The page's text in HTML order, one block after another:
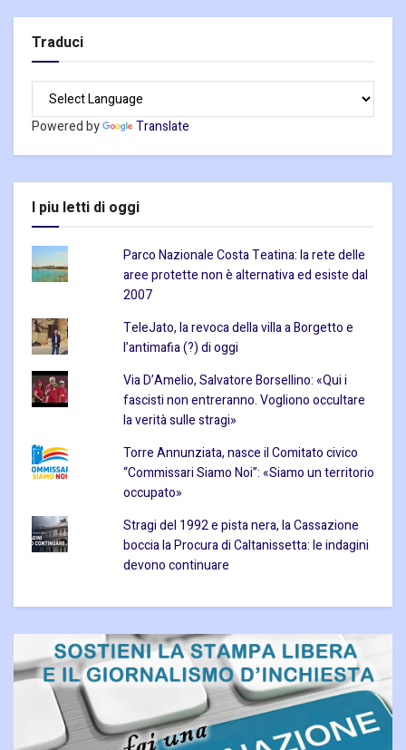
Traduci
Powered by Translate
I piu letti di oggi
Parco Nazionale Costa Teatina: la rete delle
aree protette non è alternativa ed esiste dal
2007
TeleJato, la revoca della villa a Borgetto e
l’antimafia (?) di oggi
Via D’Amelio, Salvatore Borsellino: «Qui i
fascisti non entreranno. Vogliono occultare
la verità sulle stragi»
Torre Annunziata, nasce il Comitato civico
“Commissari Siamo Noi”: «Siamo un territorio
occupato»
Stragi del 1992 e pista nera, la Cassazione
boccia la Procura di Caltanissetta: le indagini
devono continuare